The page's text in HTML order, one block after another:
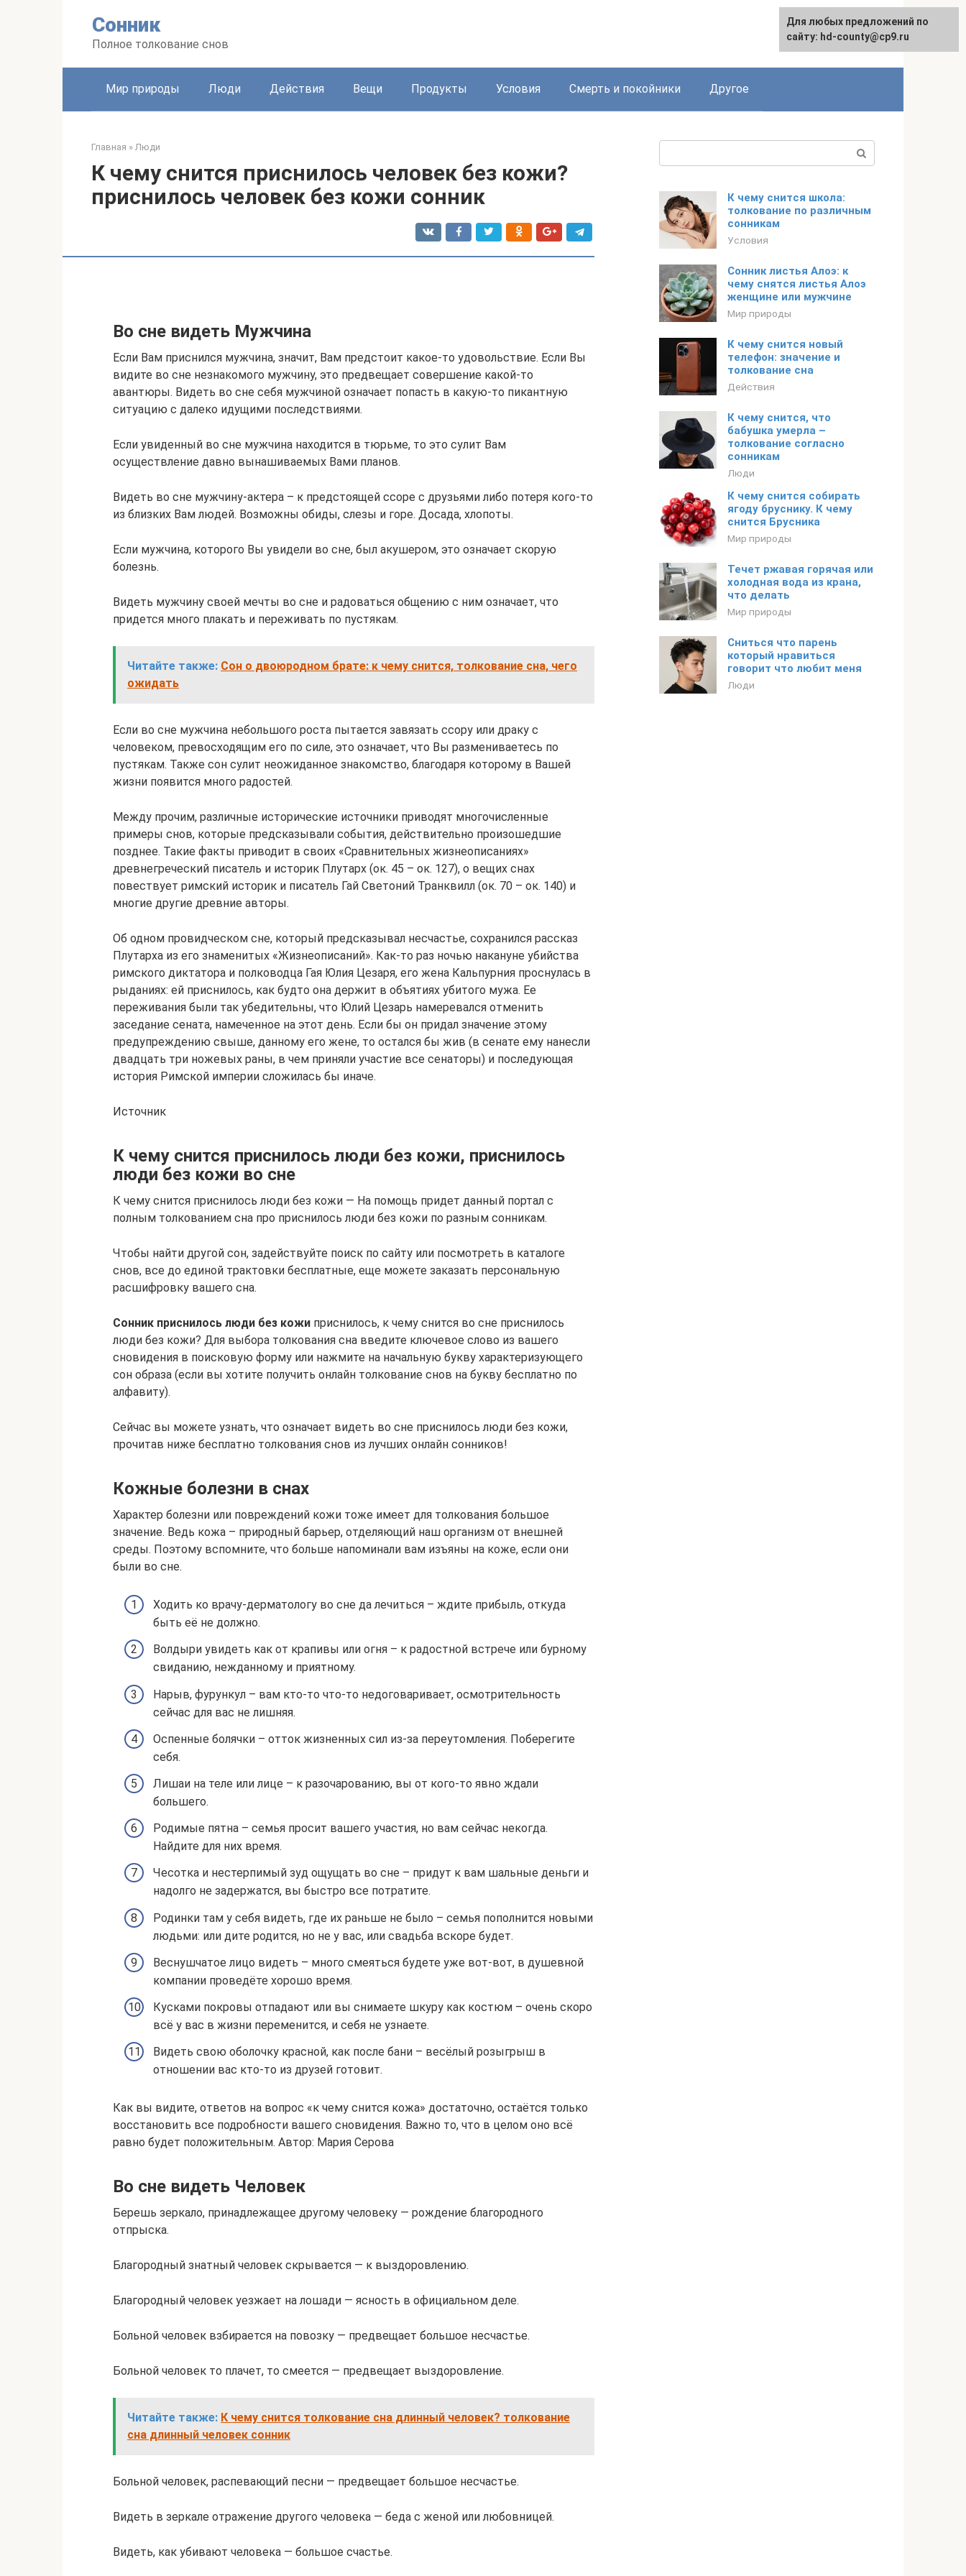
Сонник
Полное толкование снов
Мир природы Люди Действия Вещи Продукты Условия Смерть и покойники Другое
Главная » Люди
К чему снится приснилось человек без кожи?
приснилось человек без кожи сонник
Во сне видеть Мужчина
Если Вам приснился мужчина, значит, Вам предстоит какое-то удовольствие. Если Вы
видите во сне незнакомого мужчину, это предвещает совершение какой-то
авантюры. Видеть во сне себя мужчиной означает попасть в какую-то пикантную
ситуацию с далеко идущими последствиями.
Если увиденный во сне мужчина находится в тюрьме, то это сулит Вам
осуществление давно вынашиваемых Вами планов.
Видеть во сне мужчину-актера – к предстоящей ссоре с друзьями либо потеря кого-то
из близких Вам людей. Возможны обиды, слезы и горе. Досада, хлопоты.
Если мужчина, которого Вы увидели во сне, был акушером, это означает скорую
болезнь.
Видеть мужчину своей мечты во сне и радоваться общению с ним означает, что
придется много плакать и переживать по пустякам.
Читайте также: Сон о двоюродном брате: к чему снится, толкование сна, чего
ожидать
Если во сне мужчина небольшого роста пытается завязать ссору или драку с
человеком, превосходящим его по силе, это означает, что Вы размениваетесь по
пустякам. Также сон сулит неожиданное знакомство, благодаря которому в Вашей
жизни появится много радостей.
Между прочим, различные исторические источники приводят многочисленные
примеры снов, которые предсказывали события, действительно произошедшие
позднее. Такие факты приводит в своих «Сравнительных жизнеописаниях»
древнегреческий писатель и историк Плутарх (ок. 45 – ок. 127), о вещих снах
повествует римский историк и писатель Гай Светоний Транквилл (ок. 70 – ок. 140) и
многие другие древние авторы.
Об одном провидческом сне, который предсказывал несчастье, сохранился рассказ
Плутарха из его знаменитых «Жизнеописаний». Как-то раз ночью накануне убийства
римского диктатора и полководца Гая Юлия Цезаря, его жена Кальпурния проснулась в
рыданиях: ей приснилось, как будто она держит в объятиях убитого мужа. Ее
переживания были так убедительны, что Юлий Цезарь намеревался отменить
заседание сената, намеченное на этот день. Если бы он придал значение этому
предупреждению свыше, данному его жене, то остался бы жив (в сенате ему нанесли
двадцать три ножевых раны, в чем приняли участие все сенаторы) и последующая
история Римской империи сложилась бы иначе.
Источник
К чему снится приснилось люди без кожи, приснилось
люди без кожи во сне
К чему снится приснилось люди без кожи — На помощь придет данный портал с
полным толкованием сна про приснилось люди без кожи по разным сонникам.
Чтобы найти другой сон, задействуйте поиск по сайту или посмотреть в каталоге
снов, все до единой трактовки бесплатные, еще можете заказать персональную
расшифровку вашего сна.
Сонник приснилось люди без кожи приснилось, к чему снится во сне приснилось
люди без кожи? Для выбора толкования сна введите ключевое слово из вашего
сновидения в поисковую форму или нажмите на начальную букву характеризующего
сон образа (если вы хотите получить онлайн толкование снов на букву бесплатно по
алфавиту).
Сейчас вы можете узнать, что означает видеть во сне приснилось люди без кожи,
прочитав ниже бесплатно толкования снов из лучших онлайн сонников!
Кожные болезни в снах
Характер болезни или повреждений кожи тоже имеет для толкования большое
значение. Ведь кожа – природный барьер, отделяющий наш организм от внешней
среды. Поэтому вспомните, что больше напоминали вам изъяны на коже, если они
были во сне.
Ходить ко врачу-дерматологу во сне да лечиться – ждите прибыль, откуда
быть её не должно.
Волдыри увидеть как от крапивы или огня – к радостной встрече или бурному
свиданию, нежданному и приятному.
Нарыв, фурункул – вам кто-то что-то недоговаривает, осмотрительность
сейчас для вас не лишняя.
Оспенные болячки – отток жизненных сил из-за переутомления. Поберегите
себя.
Лишаи на теле или лице – к разочарованию, вы от кого-то явно ждали
большего.
Родимые пятна – семья просит вашего участия, но вам сейчас некогда.
Найдите для них время.
Чесотка и нестерпимый зуд ощущать во сне – придут к вам шальные деньги и
надолго не задержатся, вы быстро все потратите.
Родинки там у себя видеть, где их раньше не было – семья пополнится новыми
людьми: или дите родится, но не у вас, или свадьба вскоре будет.
Веснушчатое лицо видеть – много смеяться будете уже вот-вот, в душевной
компании проведёте хорошо время.
Кусками покровы отпадают или вы снимаете шкуру как костюм – очень скоро
всё у вас в жизни переменится, и себя не узнаете.
Видеть свою оболочку красной, как после бани – весёлый розыгрыш в
отношении вас кто-то из друзей готовит.
Как вы видите, ответов на вопрос «к чему снится кожа» достаточно, остаётся только
восстановить все подробности вашего сновидения. Важно то, что в целом оно всё
равно будет положительным. Автор: Мария Серова
Во сне видеть Человек
Берешь зеркало, принадлежащее другому человеку — рождение благородного
отпрыска.
Благородный знатный человек скрывается — к выздоровлению.
Благородный человек уезжает на лошади — ясность в официальном деле.
Больной человек взбирается на повозку — предвещает большое несчастье.
Больной человек то плачет, то смеется — предвещает выздоровление.
Читайте также: К чему снится толкование сна длинный человек? толкование
сна длинный человек сонник
Больной человек, распевающий песни — предвещает большое несчастье.
Видеть в зеркале отражение другого человека — беда с женой или любовницей.
Видеть, как убивают человека — большое счастье.
К чему снится школа:
толкование по различным
сонникам
Условия
Сонник листья Алоэ: к
чему снятся листья Алоэ
женщине или мужчине
Мир природы
К чему снится новый
телефон: значение и
толкование сна
Действия
К чему снится, что
бабушка умерла –
толкование согласно
сонникам
Люди
К чему снится собирать
ягоду бруснику. К чему
снится Брусника
Мир природы
Течет ржавая горячая или
холодная вода из крана,
что делать
Мир природы
Сниться что парень
который нравиться
говорит что любит меня
Люди
Для любых предложений по
сайту: hd-county@cp9.ru